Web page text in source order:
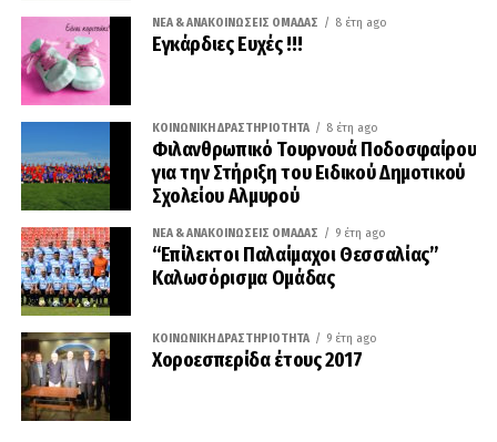
ΝΈΑ & ΑΝΑΚΟΙΝΏΣΕΙΣ ΟΜΆΔΑΣ 8 έτη ago
Εγκάρδιες Ευχές !!!
ΚΟΙΝΩΝΙΚΉ ΔΡΑΣΤΗΡΙΌΤΗΤΑ 8 έτη ago
Φιλανθρωπικό Τουρνουά Ποδοσφαίρου
για την Στήριξη του Ειδικού Δημοτικού
Σχολείου Αλμυρού
ΝΈΑ & ΑΝΑΚΟΙΝΏΣΕΙΣ ΟΜΆΔΑΣ 9 έτη ago
“Επίλεκτοι Παλαίμαχοι Θεσσαλίας”
Καλωσόρισμα Ομάδας
ΚΟΙΝΩΝΙΚΉ ΔΡΑΣΤΗΡΙΌΤΗΤΑ 9 έτη ago
Χοροεσπερίδα έτους 2017